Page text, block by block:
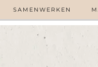
SAMENWERKEN